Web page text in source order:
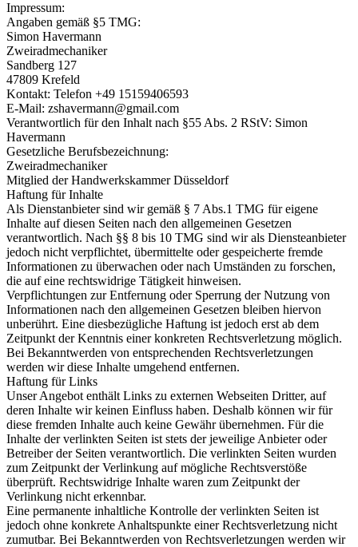
Impressum:
Angaben gemäß §5 TMG:
Simon Havermann
Zweiradmechaniker
Sandberg 127
47809 Krefeld
Kontakt: Telefon +49 15159406593
E-Mail: zshavermann@gmail.com
Verantwortlich für den Inhalt nach §55 Abs. 2 RStV: Simon
Havermann
Gesetzliche Berufsbezeichnung:
Zweiradmechaniker
Mitglied der Handwerkskammer Düsseldorf
Haftung für Inhalte
Als Dienstanbieter sind wir gemäß § 7 Abs.1 TMG für eigene
Inhalte auf diesen Seiten nach den allgemeinen Gesetzen
verantwortlich. Nach §§ 8 bis 10 TMG sind wir als Diensteanbieter
jedoch nicht verpflichtet, übermittelte oder gespeicherte fremde
Informationen zu überwachen oder nach Umständen zu forschen,
die auf eine rechtswidrige Tätigkeit hinweisen.
Verpflichtungen zur Entfernung oder Sperrung der Nutzung von
Informationen nach den allgemeinen Gesetzen bleiben hiervon
unberührt. Eine diesbezügliche Haftung ist jedoch erst ab dem
Zeitpunkt der Kenntnis einer konkreten Rechtsverletzung möglich.
Bei Bekanntwerden von entsprechenden Rechtsverletzungen
werden wir diese Inhalte umgehend entfernen.
Haftung für Links
Unser Angebot enthält Links zu externen Webseiten Dritter, auf
deren Inhalte wir keinen Einfluss haben. Deshalb können wir für
diese fremden Inhalte auch keine Gewähr übernehmen. Für die
Inhalte der verlinkten Seiten ist stets der jeweilige Anbieter oder
Betreiber der Seiten verantwortlich. Die verlinkten Seiten wurden
zum Zeitpunkt der Verlinkung auf mögliche Rechtsverstöße
überprüft. Rechtswidrige Inhalte waren zum Zeitpunkt der
Verlinkung nicht erkennbar.
Eine permanente inhaltliche Kontrolle der verlinkten Seiten ist
jedoch ohne konkrete Anhaltspunkte einer Rechtsverletzung nicht
zumutbar. Bei Bekanntwerden von Rechtsverletzungen werden wir